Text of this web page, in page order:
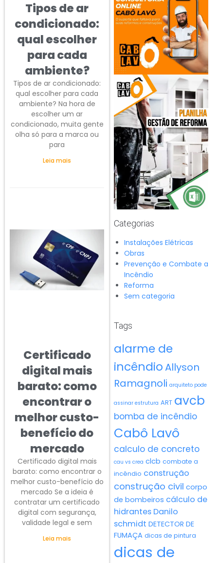
Tipos de ar
condicionado:
qual escolher
para cada
ambiente?
Tipos de ar condicionado:
qual escolher para cada
ambiente? Na hora de
escolher um ar
condicionado, muita gente
olha só para a marca ou
para
Leia mais
Certificado
digital mais
barato: como
encontrar o
melhor custo-
benefício do
mercado
Certificado digital mais
barato: como encontrar o
melhor custo-benefício do
mercado Se a ideia é
contratar um certificado
digital com segurança,
validade legal e sem
Leia mais
Categorias
Instalações Elétricas
Obras
Prevenção e Combate a
Incêndio
Reforma
Sem categoria
Tags
alarme de
incêndioAllyson
Ramagnoli arquiteto pode
assinar estrutura ART avcb
bomba de incêndio
Cabô Lavô
calculo de concreto
cau vs crea clcb combate a
incêndio construção
construção civil corpo
de bombeiros cálculo de
hidrantes Danilo
schmidt DETECTOR DE
FUMAÇA dicas de pintura
dicas de